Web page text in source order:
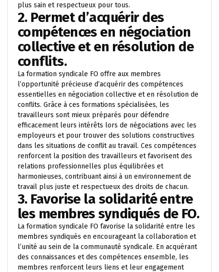
plus sain et respectueux pour tous.
2. Permet d’acquérir des
compétences en négociation
collective et en résolution de
conflits.
La formation syndicale FO offre aux membres
l’opportunité précieuse d’acquérir des compétences
essentielles en négociation collective et en résolution de
conflits. Grâce à ces formations spécialisées, les
travailleurs sont mieux préparés pour défendre
efficacement leurs intérêts lors de négociations avec les
employeurs et pour trouver des solutions constructives
dans les situations de conflit au travail. Ces compétences
renforcent la position des travailleurs et favorisent des
relations professionnelles plus équilibrées et
harmonieuses, contribuant ainsi à un environnement de
travail plus juste et respectueux des droits de chacun.
3. Favorise la solidarité entre
les membres syndiqués de FO.
La formation syndicale FO favorise la solidarité entre les
membres syndiqués en encourageant la collaboration et
l’unité au sein de la communauté syndicale. En acquérant
des connaissances et des compétences ensemble, les
membres renforcent leurs liens et leur engagement